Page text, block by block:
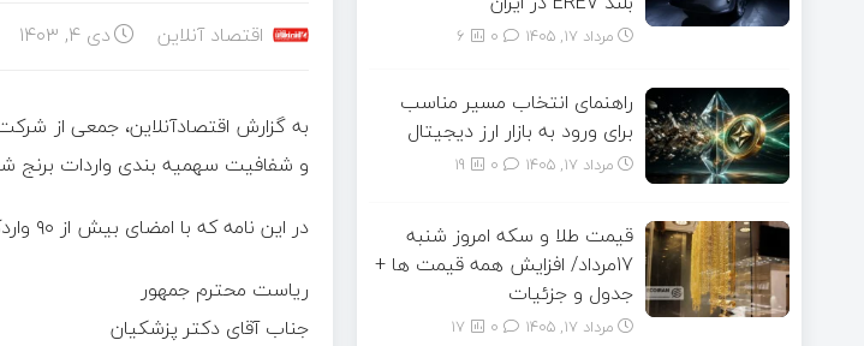
اقتصاد آنلاین دی ۴, ۱۴۰۳
به گزارش اقتصادآنلاین، جمعی از
و شفافیت سهمیه بندی واردات برنج
در اين نامه كه با امضاى بيش از ٩٠ واردكننده تحت عنوان “جمعى از واردكنندگان برنج” منتشر شده، آمده است:
ریاست محترم جمهور
جناب آقای دکتر پزشکیان
مرداد ۱۷, ۱۴۰۵ 6
راهنمای انتخاب مسیر مناسب
برای ورود به بازار ارز دیجیتال
مرداد ۱۷, ۱۴۰۵ 19
قیمت طلا و سکه امروز شنبه
17مرداد/ افزایش همه قیمت ها +
جدول و جزئیات
مرداد ۱۷, ۱۴۰۵ 17